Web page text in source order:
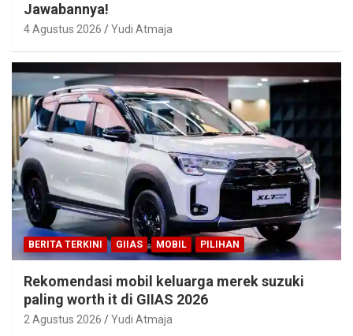
Jawabannya!
4 Agustus 2026 Yudi Atmaja
BERITA TERKINI GIIAS MOBIL PILIHAN
Rekomendasi mobil keluarga merek suzuki
paling worth it di GIIAS 2026
2 Agustus 2026 Yudi Atmaja